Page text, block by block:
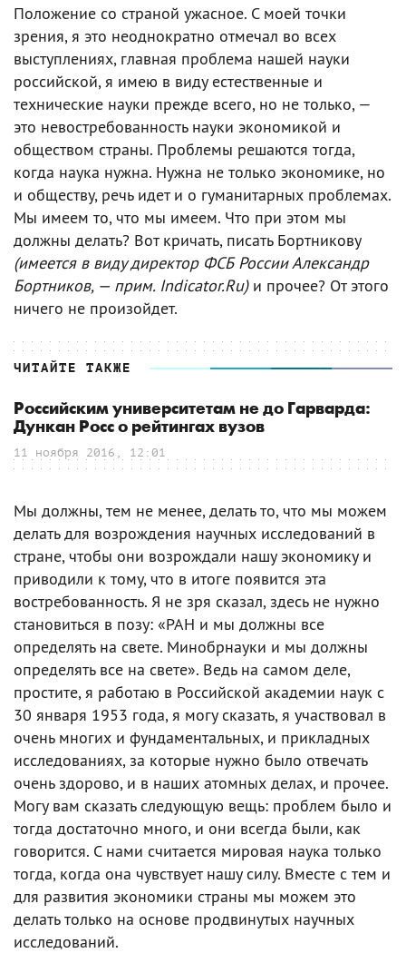
Положение со страной ужасное. С моей точки
зрения, я это неоднократно отмечал во всех
выступлениях, главная проблема нашей науки
российской, я имею в виду естественные и
технические науки прежде всего, но не только, —
это невостребованность науки экономикой и
обществом страны. Проблемы решаются тогда,
когда наука нужна. Нужна не только экономике, но
и обществу, речь идет и о гуманитарных проблемах.
Мы имеем то, что мы имеем. Что при этом мы
должны делать? Вот кричать, писать Бортникову
(имеется в виду директор ФСБ России Александр
Бортников, — прим. Indicator.Ru)и прочее? От этого
ничего не произойдет.
ЧИТАЙТЕ ТАКЖЕ
Российским университетам не до Гарварда:
Дункан Росс о рейтингах вузов
11 ноября 2016, 12:01
Мы должны, тем не менее, делать то, что мы можем
делать для возрождения научных исследований в
стране, чтобы они возрождали нашу экономику и
приводили к тому, что в итоге появится эта
востребованность. Я не зря сказал, здесь не нужно
становиться в позу: «РАН и мы должны все
определять на свете. Минобрнауки и мы должны
определять все на свете». Ведь на самом деле,
простите, я работаю в Российской академии наук с
30 января 1953 года, я могу сказать, я участвовал в
очень многих и фундаментальных, и прикладных
исследованиях, за которые нужно было отвечать
очень здорово, и в наших атомных делах, и прочее.
Могу вам сказать следующую вещь: проблем было и
тогда достаточно много, и они всегда были, как
говорится. С нами считается мировая наука только
тогда, когда она чувствует нашу силу. Вместе с тем и
для развития экономики страны мы можем это
делать только на основе продвинутых научных
исследований.